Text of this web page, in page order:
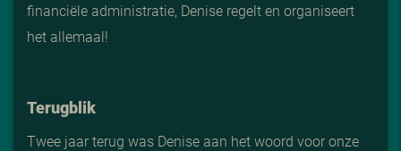
financiële administratie, Denise regelt en organiseert
het allemaal!
Terugblik
Twee jaar terug was Denise aan het woord voor onze